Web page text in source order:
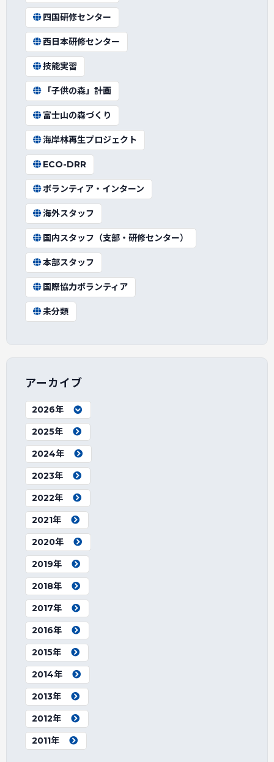
四国研修センター
西日本研修センター
技能実習
「子供の森」計画
富士山の森づくり
海岸林再生プロジェクト
ECO-DRR
ボランティア・インターン
海外スタッフ
国内スタッフ（支部・研修センター）
本部スタッフ
国際協力ボランティア
未分類
アーカイブ
2026年
2025年
2024年
2023年
2022年
2021年
2020年
2019年
2018年
2017年
2016年
2015年
2014年
2013年
2012年
2011年